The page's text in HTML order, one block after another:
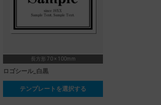
長方形 70 × 100mm
ロゴシール_白黒
テンプレートを選択する